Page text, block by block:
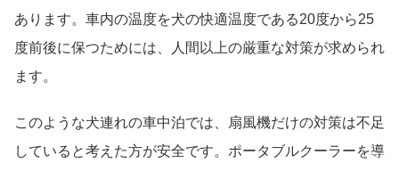
あります。車内の温度を犬の快適温度である20度から25
度前後に保つためには、人間以上の厳重な対策が求められ
ます。
このような犬連れの車中泊では、扇風機だけの対策は不足
していると考えた方が安全です。ポータブルクーラーを導